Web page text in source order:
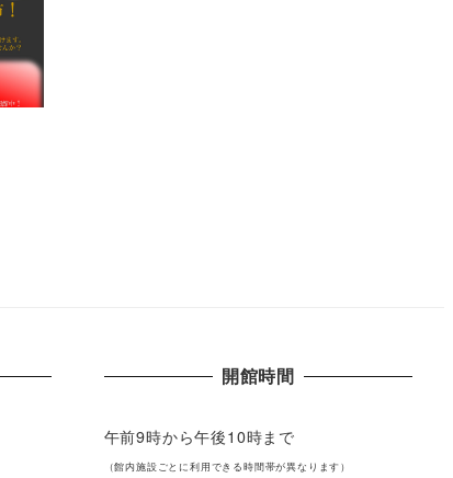
開館時間
午前9時から午後10時まで
（館内施設ごとに利⽤できる時間帯が異なります）